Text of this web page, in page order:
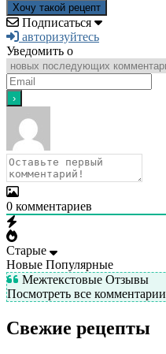
Хочу такой рецепт
Подписаться
авторизуйтесь
Уведомить о
0 комментариев
Старые
Новые Популярные
Межтекстовые Отзывы
Посмотреть все комментарии
Свежие рецепты